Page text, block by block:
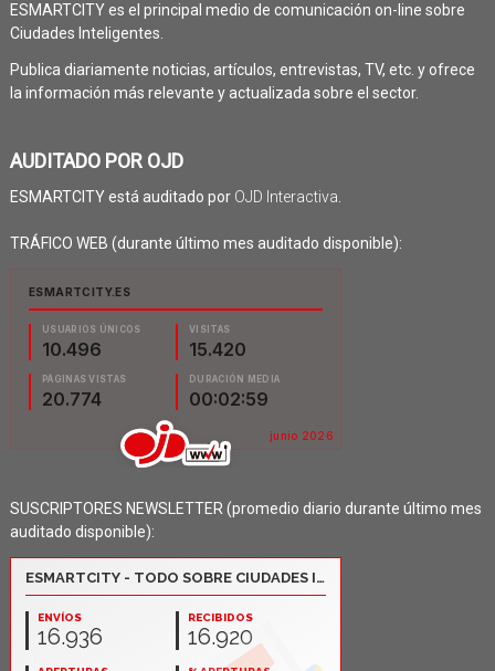
ESMARTCITY es el principal medio de comunicación on-line sobre
Ciudades Inteligentes.
Publica diariamente noticias, artículos, entrevistas, TV, etc. y ofrece
la información más relevante y actualizada sobre el sector.
AUDITADO POR OJD
ESMARTCITY está auditado por OJD Interactiva.
TRÁFICO WEB (durante último mes auditado disponible):
SUSCRIPTORES NEWSLETTER (promedio diario durante último mes
auditado disponible):